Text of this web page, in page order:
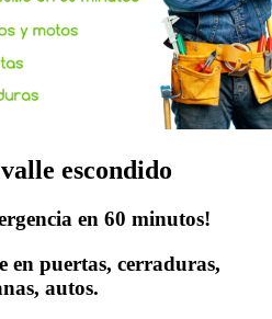
escondido
en 60 minutos!
en puertas, cerraduras,
autos.